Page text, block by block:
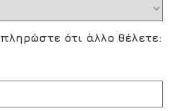
ότι άλλο θέλετε: